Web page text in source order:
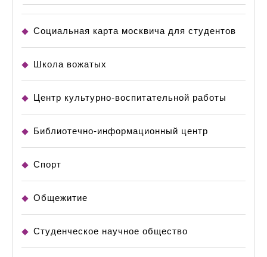
Социальная карта москвича для студентов
Школа вожатых
Центр культурно-воспитательной работы
Библиотечно-информационный центр
Спорт
Общежитие
Студенческое научное общество